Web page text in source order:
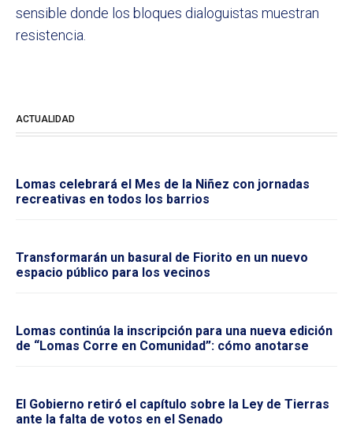
sensible donde los bloques dialoguistas muestran
resistencia.
ACTUALIDAD
Lomas celebrará el Mes de la Niñez con jornadas
recreativas en todos los barrios
Transformarán un basural de Fiorito en un nuevo
espacio público para los vecinos
Lomas continúa la inscripción para una nueva edición
de “Lomas Corre en Comunidad”: cómo anotarse
El Gobierno retiró el capítulo sobre la Ley de Tierras
ante la falta de votos en el Senado